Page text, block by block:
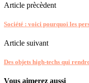
Article prècèdent
Société : voici pourquoi les
Article suivant
Des objets high-techs qui
Vous aimerez aussi